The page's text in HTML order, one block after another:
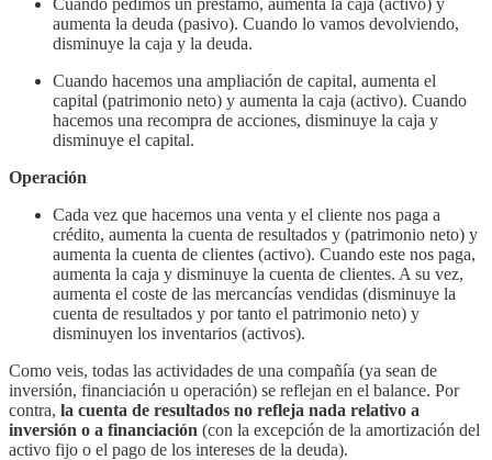
Cuando pedimos un préstamo, aumenta la caja (activo) y
aumenta la deuda (pasivo). Cuando lo vamos devolviendo,
disminuye la caja y la deuda.
Cuando hacemos una ampliación de capital, aumenta el
capital (patrimonio neto) y aumenta la caja (activo). Cuando
hacemos una recompra de acciones, disminuye la caja y
disminuye el capital.
Operación
Cada vez que hacemos una venta y el cliente nos paga a
crédito, aumenta la cuenta de resultados y (patrimonio neto) y
aumenta la cuenta de clientes (activo). Cuando este nos paga,
aumenta la caja y disminuye la cuenta de clientes. A su vez,
aumenta el coste de las mercancías vendidas (disminuye la
cuenta de resultados y por tanto el patrimonio neto) y
disminuyen los inventarios (activos).
Como veis, todas las actividades de una compañía (ya sean de
inversión, financiación u operación) se reflejan en el balance. Por
contra, la cuenta de resultados no refleja nada relativo a
inversión o a financiación (con la excepción de la amortización del
activo fijo o el pago de los intereses de la deuda).